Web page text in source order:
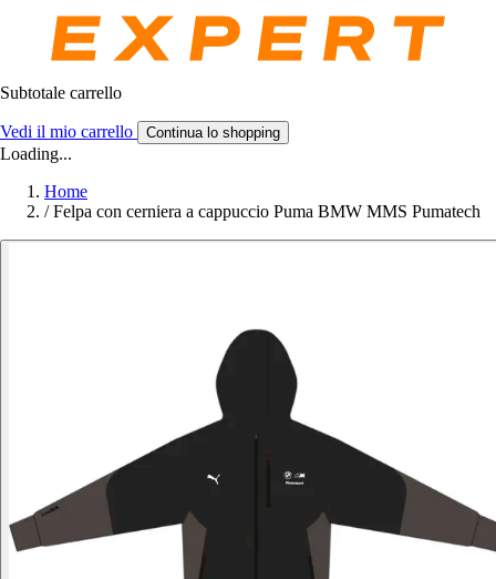
Subtotale carrello
Vedi il mio carrello Continua lo shopping
Loading...
Home
/ Felpa con cerniera a cappuccio Puma BMW MMS Pumatech